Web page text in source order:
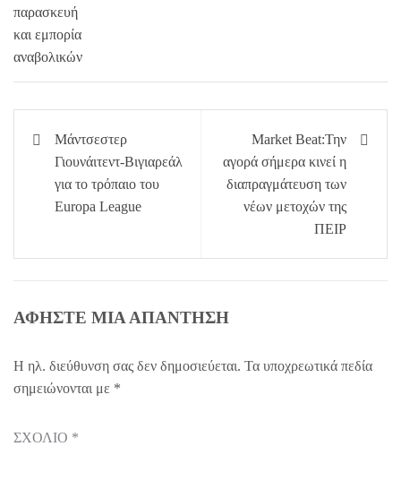
Πλοήγηση
άρθρων
Μάντσεστερ
Γιουνάιτεντ-Βιγιαρεάλ
για το τρόπαιο του
Europa League
Market Beat:Την
αγορά σήμερα κινεί η
διαπραγμάτευση των
νέων μετοχών της
ΠΕΙΡ
ΑΦΉΣΤΕ ΜΙΑ ΑΠΆΝΤΗΣΗ
Η ηλ. διεύθυνση σας δεν δημοσιεύεται. Τα υποχρεωτικά πεδία
σημειώνονται με *
ΣΧΌΛΙΟ *